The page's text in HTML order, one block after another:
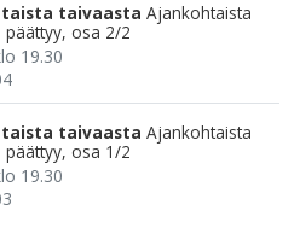
taivaasta Ajankohtaista
päättyy, osa 2/2
19.30
taivaasta Ajankohtaista
päättyy, osa 1/2
19.30